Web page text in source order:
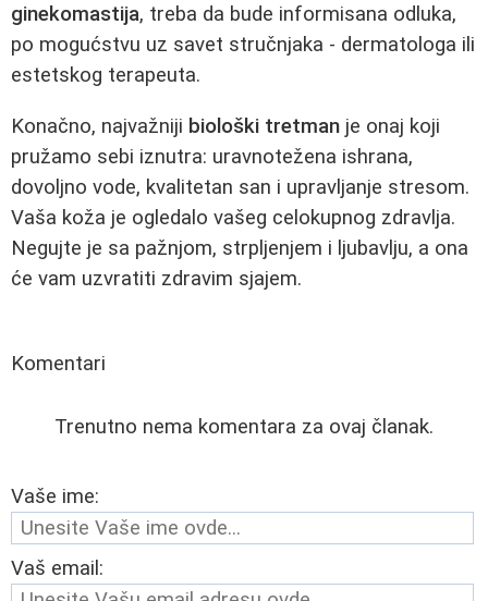
ginekomastija, treba da bude informisana odluka,
po mogućstvu uz savet stručnjaka - dermatologa ili
estetskog terapeuta.
Konačno, najvažniji biološki tretman je onaj koji
pružamo sebi iznutra: uravnotežena ishrana,
dovoljno vode, kvalitetan san i upravljanje stresom.
Vaša koža je ogledalo vašeg celokupnog zdravlja.
Negujte je sa pažnjom, strpljenjem i ljubavlju, a ona
će vam uzvratiti zdravim sjajem.
Komentari
Trenutno nema komentara za ovaj članak.
Vaše ime:
Vaš email: